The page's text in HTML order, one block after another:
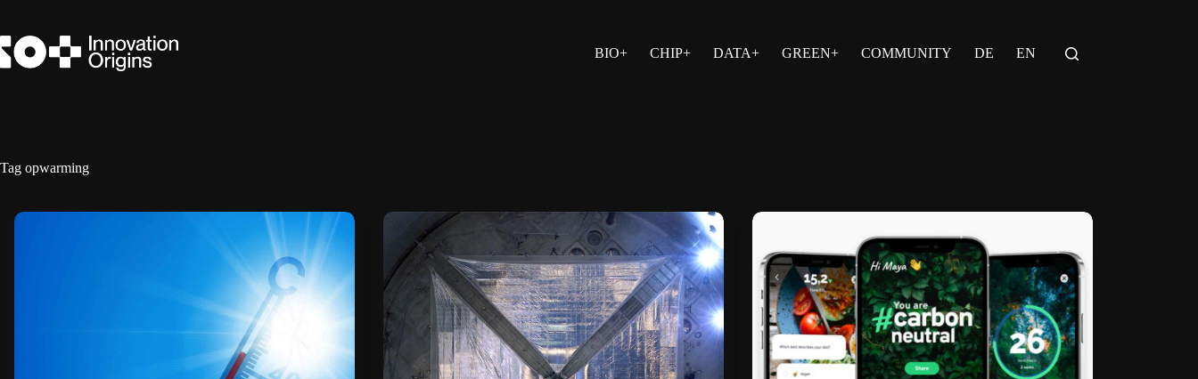
de
inhoud
BIO+ CHIP+ DATA+ GREEN+ COMMUNITY DE EN
Tag opwarming